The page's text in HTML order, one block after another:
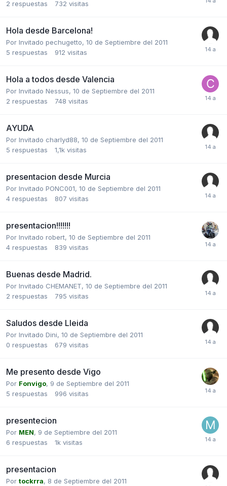
2 respuestas 732 visitas
Hola desde Barcelona!
Por Invitado pechugetto, 10 de Septiembre del 2011
5 respuestas 912 visitas
Hola a todos desde Valencia
Por Invitado Nessus, 10 de Septiembre del 2011
2 respuestas 748 visitas
AYUDA
Por Invitado charlyd88, 10 de Septiembre del 2011
5 respuestas 1,1k visitas
presentacion desde Murcia
Por Invitado PONC001, 10 de Septiembre del 2011
4 respuestas 807 visitas
presentacion!!!!!!!
Por Invitado robert, 10 de Septiembre del 2011
4 respuestas 839 visitas
Buenas desde Madrid.
Por Invitado CHEMANET, 10 de Septiembre del 2011
2 respuestas 795 visitas
Saludos desde Lleida
Por Invitado Dini, 10 de Septiembre del 2011
0 respuestas 679 visitas
Me presento desde Vigo
Por Fonvigo, 9 de Septiembre del 2011
5 respuestas 996 visitas
presentecion
Por MEN, 9 de Septiembre del 2011
6 respuestas 1k visitas
presentacion
Por tockrra, 8 de Septiembre del 2011